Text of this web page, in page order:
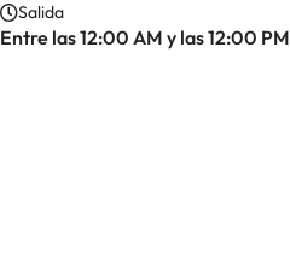
Salida
Entre las 12:00 AM y las 12:00 PM